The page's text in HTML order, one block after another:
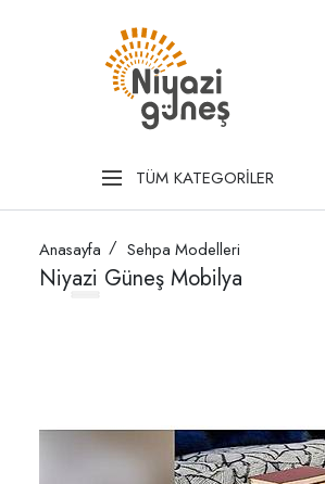
TÜM KATEGORİLER
Anasayfa Sehpa Modelleri
Niyazi Güneş Mobilya